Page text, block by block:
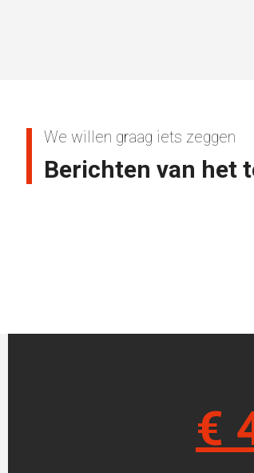
We willen graag iets zeggen
Berichten van het
€